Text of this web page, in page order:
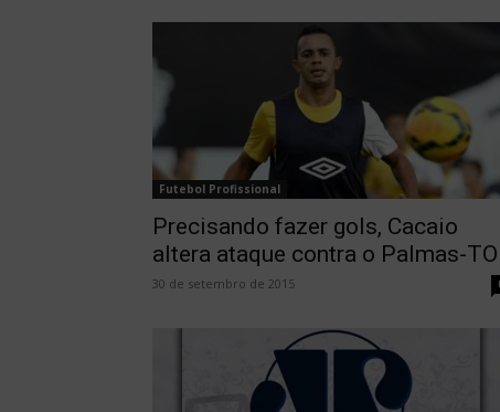
Futebol Profissional
Precisando fazer gols, Cacaio
altera ataque contra o Palmas-TO
30 de setembro de 2015